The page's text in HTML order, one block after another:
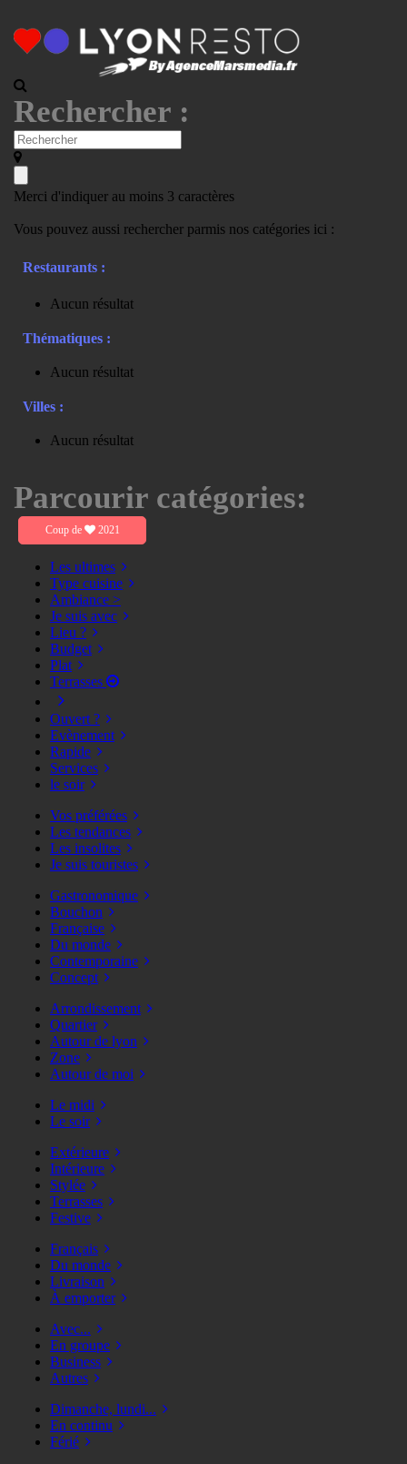
Rechercher :
Merci d'indiquer au moins 3 caractères
Vous pouvez aussi rechercher parmis nos catégories ici :
Restaurants :
Aucun résultat
Thématiques :
Aucun résultat
Villes :
Aucun résultat
Parcourir catégories:
Coup de 2021
Les ultimes
Type cuisine
Ambiance >
Je suis avec
Lieu ?
Budget
Plat
Terrasses
Ouvert ?
Evènement
Rapide
Services
le soir
Vos préférées
Les tendances
Les insolites
Je suis touristes
Gastronomique
Bouchon
Française
Du monde
Contemporaine
Concept
Arrondissement
Quartier
Autour de lyon
Zone
Autour de moi
Le midi
Le soir
Extérieure
Intérieure
Stylée
Terrasses
Festive
Français
Du monde
Livraison
À emporter
Avec...
En groupe
Business
Autres
Dimanche, lundi...
En continu
Férié